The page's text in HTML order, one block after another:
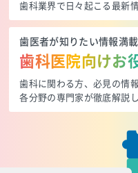
歯科業界で日々起こる最新
歯医者が知りたい情報満載
歯科医院向けお
歯科に関わる方、必見の情
各分野の専門家が徹底解説し